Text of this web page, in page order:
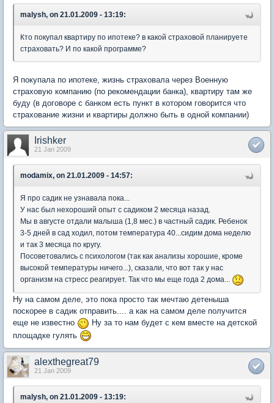
malysh, on 21.01.2009 - 13:19:
Кто покупал квартиру по ипотеке? в какой страховой планируете
страховать? И по какой программе?
Я покупала по ипотеке, жизнь страховала через Военную
страховую компанию (по рекомендации банка), квартиру там же
буду (в договоре с банком есть пункт в котором говорится что
страхование жизни и квартиры должно быть в одной компании)
Irishker
21 Jan 2009
modamix, on 21.01.2009 - 14:57:
Я про садик не узнавала пока...
У нас был нехороший опыт с садиком 2 месяца назад.
Мы в августе отдали малыша (1,8 мес.) в частный садик. Ребенок
3-5 дней в сад ходил, потом температура 40...сидим дома неделю
и так 3 месяца по кругу.
Посоветовались с психологом (так как анализы хорошие, кроме
высокой температуры ничего...), сказали, что вот так у нас
организм на стресс реагирует. Так что мы еще года 2 дома...
Ну на самом деле, это пока просто так мечтаю детеныша
поскорее в садик отправить.... а как на самом деле получится
еще не известно
Ну за то нам будет с кем вместе на детской
площадке гулять
alexthegreat79
21 Jan 2009
malysh, on 21.01.2009 - 13:19: